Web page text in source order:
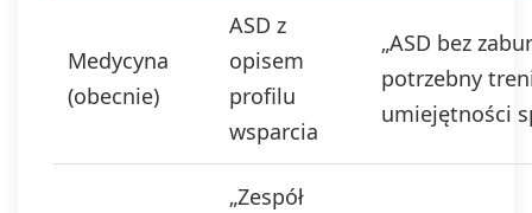
Medycyna
(obecnie)
ASD z
opisem
profilu
wsparcia
„ASD bez
potrzebny
umiejętności
„Zespół